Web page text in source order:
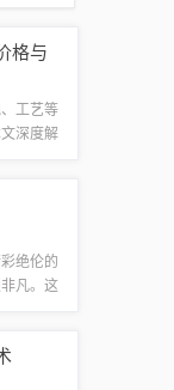
格与
工艺等
深度解
，...
绝伦的
凡。这
于...